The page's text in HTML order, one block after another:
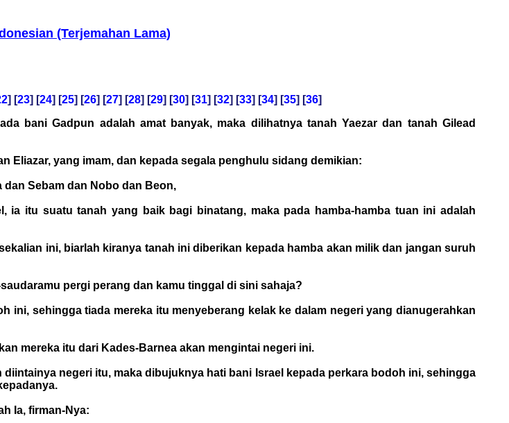
(Terjemahan Lama)
] [23] [24] [25] [26] [27] [28] [29] [30] [31] [32] [33] [34] [35] [36]
bani Gadpun adalah amat banyak, maka dilihatnya tanah Yaezar dan tanah Gilead
Eliazar, yang imam, dan kepada segala penghulu sidang demikian:
dan Sebam dan Nobo dan Beon,
ia itu suatu tanah yang baik bagi binatang, maka pada hamba-hamba tuan ini adalah
ini, biarlah kiranya tanah ini diberikan kepada hamba akan milik dan jangan suruh
pergi perang dan kamu tinggal di sini sahaja?
ini, sehingga tiada mereka itu menyeberang kelak ke dalam negeri yang dianugerahkan
mereka itu dari Kades-Barnea akan mengintai negeri ini.
negeri itu, maka dibujuknya hati bani Israel kepada perkara bodoh ini, sehingga
Ia, firman-Nya: